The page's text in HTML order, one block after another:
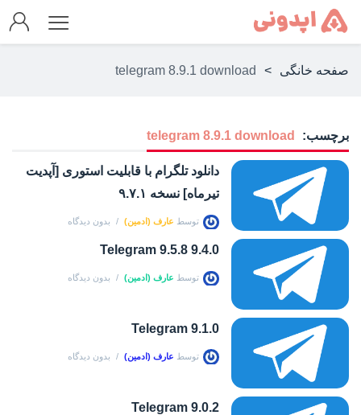
صفحه خانگی >
telegram 8.9.1 download
برچسب: telegram 8.9.1 download
دانلود تلگرام با قابلیت استوری [آپدیت
تیرماه] نسخه ۹.۷.۱
توسط عارف (ادمین) بدون دیدگاه
Telegram 9.5.8 9.4.0
توسط عارف (ادمین) بدون دیدگاه
Telegram 9.1.0
توسط عارف (ادمین) بدون دیدگاه
Telegram 9.0.2